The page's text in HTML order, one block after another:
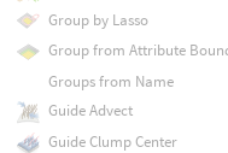
Group by Lasso
Group from Attribute
Groups from Name
Guide Advect
Guide Clump Center